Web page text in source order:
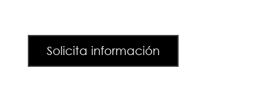
Solicita información